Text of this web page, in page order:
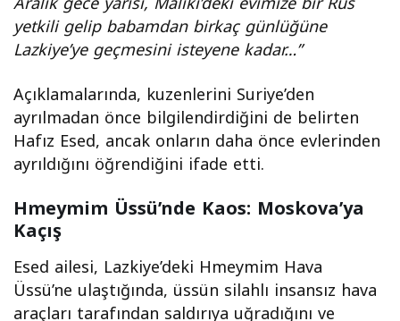
yetkili gelip babamdan birkaç günlüğüne
Lazkiye’ye geçmesini isteyene kadar…”
Açıklamalarında, kuzenlerini Suriye’den
ayrılmadan önce bilgilendirdiğini de belirten
Hafız Esed, ancak onların daha önce evlerinden
ayrıldığını öğrendiğini ifade etti.
Hmeymim Üssü’nde Kaos: Moskova’ya
Kaçış
Esed ailesi, Lazkiye’deki Hmeymim Hava
Üssü’ne ulaştığında, üssün silahlı insansız hava
araçları tarafından saldırıya uğradığını ve